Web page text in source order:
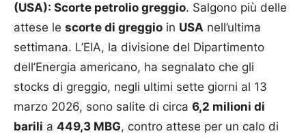
(USA): Scorte petrolio greggio. Salgono più delle
attese le scorte di greggio in USA nell’ultima
settimana. L’EIA, la divisione del Dipartimento
dell’Energia americano, ha segnalato che gli
stocks di greggio, negli ultimi sette giorni al 13
marzo 2026, sono salite di circa 6,2 milioni di
barili a 449,3 MBG, contro attese per un calo di